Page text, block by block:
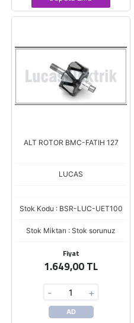
ALT ROTOR BMC-FATIH 127
LUCAS
Stok Kodu : BSR-LUC-UET100
Stok Miktarı : Stok sorunuz
Fiyat
1.649,00 TL
- +
AD